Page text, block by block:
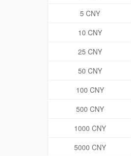
5 CNY
10 CNY
25 CNY
50 CNY
100 CNY
500 CNY
1000 CNY
5000 CNY